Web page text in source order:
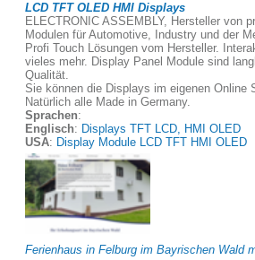
LCD TFT OLED HMI Displays
ELECTRONIC ASSEMBLY, Hersteller von
Modulen für Automotive, Industry und der
Profi Touch Lösungen vom Hersteller.
vieles mehr. Display Panel Module sind
Qualität.
Sie können die Displays im eigenen Online
Natürlich alle Made in Germany.
Sprachen:
Englisch: Displays TFT LCD, HMI OLED
USA: Display Module LCD TFT HMI OLED
Ferienhaus in Felburg im Bayrischen Wald